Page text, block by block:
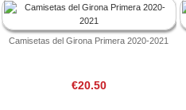
Camisetas del Girona Primera 2020-2021
€20.50